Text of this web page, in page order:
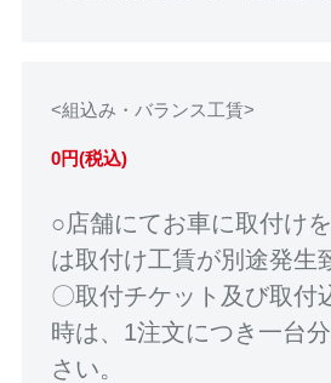
<組込み・バランス工賃>
0円(税込)
○店舗にてお車に取付け
は取付け工賃が別途発生
〇取付チケット及び取付
時は、1注文につき一台
さい。